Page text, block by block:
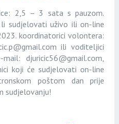
2,5 – 3 sata s pauzom.
sudjelovati uživo ili on-line
koordinatorici volontera:
ili voditeljici
djuricic56@gmail.com,
koji će sudjelovati on-line
poštom dan prije
sudjelovanju!